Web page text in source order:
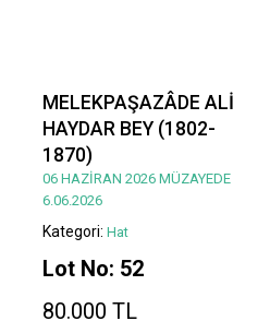
MELEKPAŞAZÂDE ALİ
HAYDAR BEY (1802-
1870)
06 HAZİRAN 2026 MÜZAYEDE
6.06.2026
Kategori: Hat
Lot No: 52
80.000 TL